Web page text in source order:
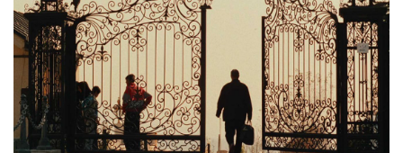
منذ سنة